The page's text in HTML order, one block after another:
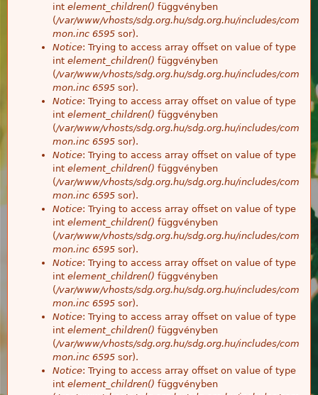
int element_children() függvényben
(/var/www/vhosts/sdg.org.hu/sdg.org.hu/includes/com
mon.inc 6595 sor).
Notice: Trying to access array offset on value of type
int element_children() függvényben
(/var/www/vhosts/sdg.org.hu/sdg.org.hu/includes/com
mon.inc 6595 sor).
Notice: Trying to access array offset on value of type
int element_children() függvényben
(/var/www/vhosts/sdg.org.hu/sdg.org.hu/includes/com
mon.inc 6595 sor).
Notice: Trying to access array offset on value of type
int element_children() függvényben
(/var/www/vhosts/sdg.org.hu/sdg.org.hu/includes/com
mon.inc 6595 sor).
Notice: Trying to access array offset on value of type
int element_children() függvényben
(/var/www/vhosts/sdg.org.hu/sdg.org.hu/includes/com
mon.inc 6595 sor).
Notice: Trying to access array offset on value of type
int element_children() függvényben
(/var/www/vhosts/sdg.org.hu/sdg.org.hu/includes/com
mon.inc 6595 sor).
Notice: Trying to access array offset on value of type
int element_children() függvényben
(/var/www/vhosts/sdg.org.hu/sdg.org.hu/includes/com
mon.inc 6595 sor).
Notice: Trying to access array offset on value of type
int element_children() függvényben